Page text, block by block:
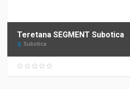
Teretana SEGMENT Subotica
Subotica